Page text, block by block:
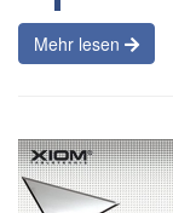
Mehr lesen